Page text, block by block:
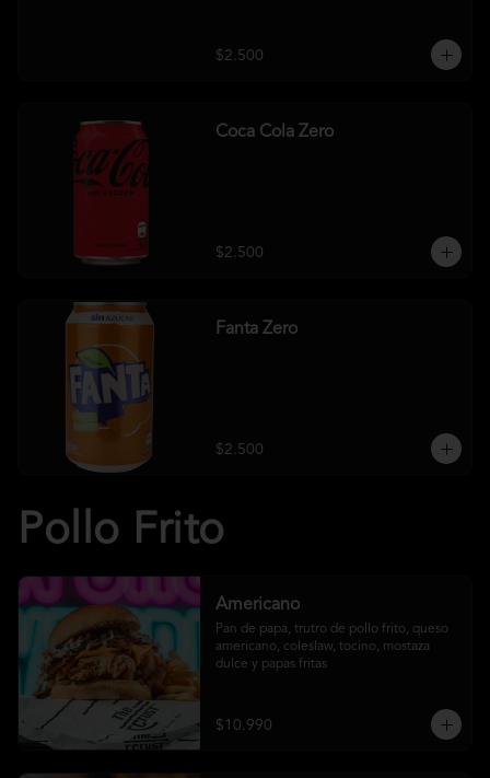
$2.500
Coca Cola Zero
$2.500
Fanta Zero
$2.500
Pollo Frito
Americano
Pan de papa, trutro de pollo frito, queso
americano, coleslaw, tocino, mostaza
dulce y papas fritas
$10.990